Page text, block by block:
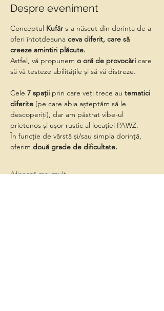
Despre eveniment
Conceptul Kufăr s-a născut din dorința de a
oferi întotdeauna ceva diferit, care să
creeze amintiri plăcute.
Astfel, vă propunem o oră de provocări care
să vă testeze abilitățile și să vă distreze.
Cele 7 spații prin care veți trece au tematici
diferite (pe care abia așteptăm să le
descoperiți), dar am păstrat vibe-ul
prietenos și ușor rustic al locației PAWZ.
În funcție de vârstă și/sau simpla dorință,
oferim două grade de dificultate.
Afișează mai mult